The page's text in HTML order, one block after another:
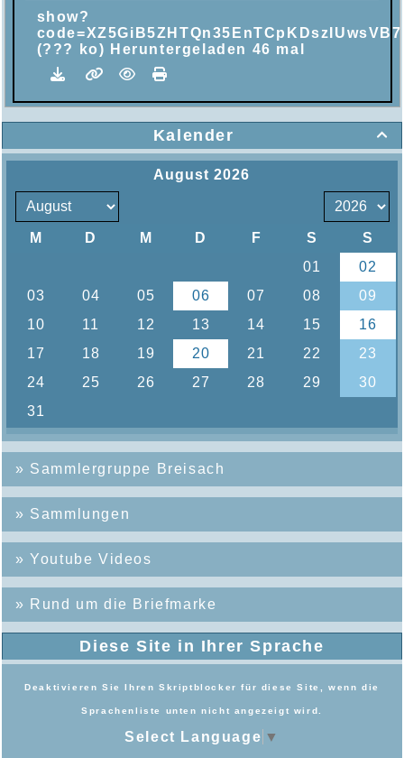

Kalender
» Sammlergruppe Breisach
» Sammlungen
»Youtube Videos
» Rund um die Briefmarke
Diese Site in Ihrer Sprache
Deaktivieren Sie Ihren Skriptblocker für diese Site, wenn die
Sprachenliste unten nicht angezeigt wird.
Select Language ▼
show?
(??? ko) Heruntergeladen 46 mal